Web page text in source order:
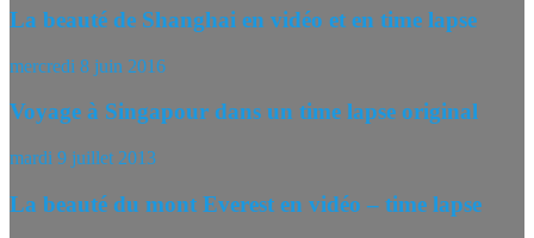
La beauté de Shanghai en vidéo et en time lapse
mercredi 8 juin 2016
Voyage à Singapour dans un time lapse original
mardi 9 juillet 2013
La beauté du mont Everest en vidéo – time lapse